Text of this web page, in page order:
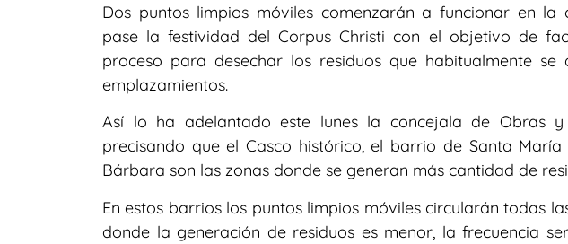
Dos puntos limpios móviles comenzarán a funcionar en la
pase la festividad del Corpus Christi con el objetivo de
proceso para desechar los residuos que habitualmente se
emplazamientos.
Así lo ha adelantado este lunes la concejala de Obras y
precisando que el Casco histórico, el barrio de Santa
Bárbara son las zonas donde se generan más cantidad de
En estos barrios los puntos limpios móviles circularán todas
donde la generación de residuos es menor, la frecuencia